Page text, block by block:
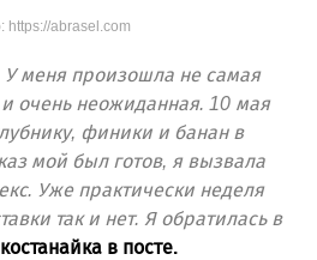
https://abrasel.com
У меня произошла не самая
очень неожиданная. 10 мая
финики и банан в
мой был готов, я вызвала
Уже практически неделя
так и нет. Я обратилась в
в посте.